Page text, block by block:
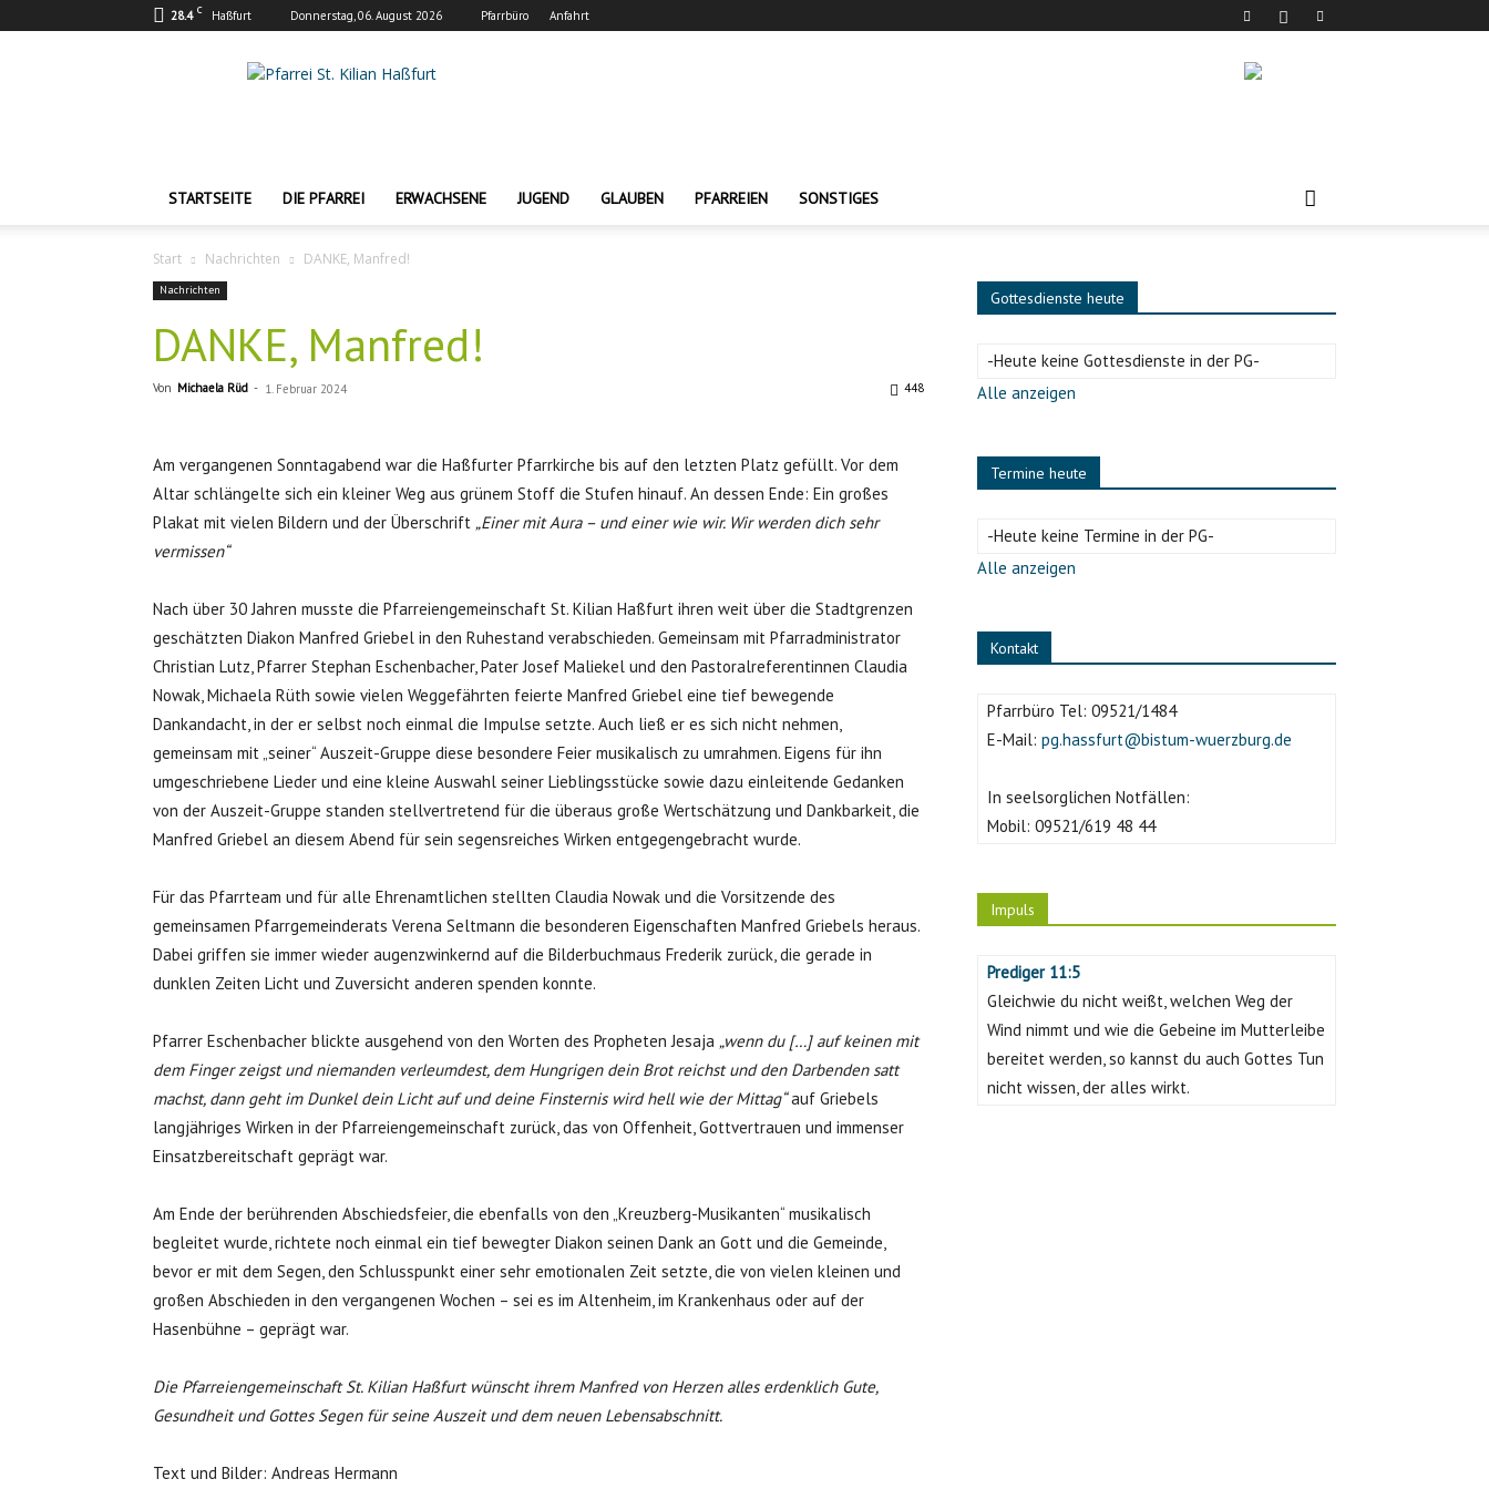
28.4 C Haßfurt Donnerstag, 06. August 2026 Pfarrbüro Anfahrt
Pfarrei
STARTSEITE DIE PFARREI ERWACHSENE JUGEND GLAUBEN PFARREIEN SONSTIGES
Start Nachrichten DANKE, Manfred!
Nachrichten
DANKE, Manfred!
Von Michaela Rüd - 1. Februar 2024 448
Am vergangenen Sonntagabend war die Haßfurter Pfarrkirche bis auf den letzten Platz gefüllt. Vor dem
Altar schlängelte sich ein kleiner Weg aus grünem Stoff die Stufen hinauf. An dessen Ende: Ein großes
Plakat mit vielen Bildern und der Überschrift „Einer mit Aura – und einer wie wir. Wir werden dich sehr
vermissen“
Nach über 30 Jahren musste die Pfarreiengemeinschaft St. Kilian Haßfurt ihren weit über die Stadtgrenzen
geschätzten Diakon Manfred Griebel in den Ruhestand verabschieden. Gemeinsam mit Pfarradministrator
Christian Lutz, Pfarrer Stephan Eschenbacher, Pater Josef Maliekel und den Pastoralreferentinnen Claudia
Nowak, Michaela Rüth sowie vielen Weggefährten feierte Manfred Griebel eine tief bewegende
Dankandacht, in der er selbst noch einmal die Impulse setzte. Auch ließ er es sich nicht nehmen,
gemeinsam mit „seiner“ Auszeit-Gruppe diese besondere Feier musikalisch zu umrahmen. Eigens für ihn
umgeschriebene Lieder und eine kleine Auswahl seiner Lieblingsstücke sowie dazu einleitende Gedanken
von der Auszeit-Gruppe standen stellvertretend für die überaus große Wertschätzung und Dankbarkeit, die
Manfred Griebel an diesem Abend für sein segensreiches Wirken entgegengebracht wurde.
Für das Pfarrteam und für alle Ehrenamtlichen stellten Claudia Nowak und die Vorsitzende des
gemeinsamen Pfarrgemeinderats Verena Seltmann die besonderen Eigenschaften Manfred Griebels heraus.
Dabei griffen sie immer wieder augenzwinkernd auf die Bilderbuchmaus Frederik zurück, die gerade in
dunklen Zeiten Licht und Zuversicht anderen spenden konnte.
Pfarrer Eschenbacher blickte ausgehend von den Worten des Propheten Jesaja „wenn du […] auf keinen mit
dem Finger zeigst und niemanden verleumdest, dem Hungrigen dein Brot reichst und den Darbenden satt
machst, dann geht im Dunkel dein Licht auf und deine Finsternis wird hell wie der Mittag“auf Griebels
langjähriges Wirken in der Pfarreiengemeinschaft zurück, das von Offenheit, Gottvertrauen und immenser
Einsatzbereitschaft geprägt war.
Am Ende der berührenden Abschiedsfeier, die ebenfalls von den „Kreuzberg-Musikanten“ musikalisch
begleitet wurde, richtete noch einmal ein tief bewegter Diakon seinen Dank an Gott und die Gemeinde,
bevor er mit dem Segen, den Schlusspunkt einer sehr emotionalen Zeit setzte, die von vielen kleinen und
großen Abschieden in den vergangenen Wochen – sei es im Altenheim, im Krankenhaus oder auf der
Hasenbühne – geprägt war.
Die Pfarreiengemeinschaft St. Kilian Haßfurt wünscht ihrem Manfred von Herzen alles erdenklich Gute,
Gesundheit und Gottes Segen für seine Auszeit und dem neuen Lebensabschnitt.
Text und Bilder: Andreas Hermann
Gottesdienste heute
-Heute keine Gottesdienste in der PG-
Alle anzeigen
Termine heute
-Heute keine Termine in der PG-
Alle anzeigen
Kontakt
Pfarrbüro Tel: 09521/1484
E-Mail: pg.hassfurt@bistum-wuerzburg.de
In seelsorglichen Notfällen:
Mobil: 09521/619 48 44
Impuls
Prediger 11:5
Gleichwie du nicht weißt, welchen Weg der
Wind nimmt und wie die Gebeine im Mutterleibe
bereitet werden, so kannst du auch Gottes Tun
nicht wissen, der alles wirkt.